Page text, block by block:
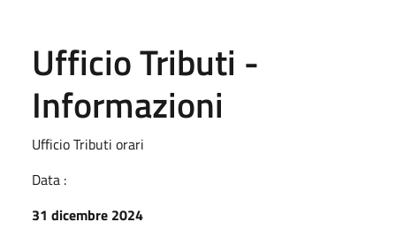
Ufficio Tributi -
Informazioni
Ufficio Tributi orari
Data :
31 dicembre 2024